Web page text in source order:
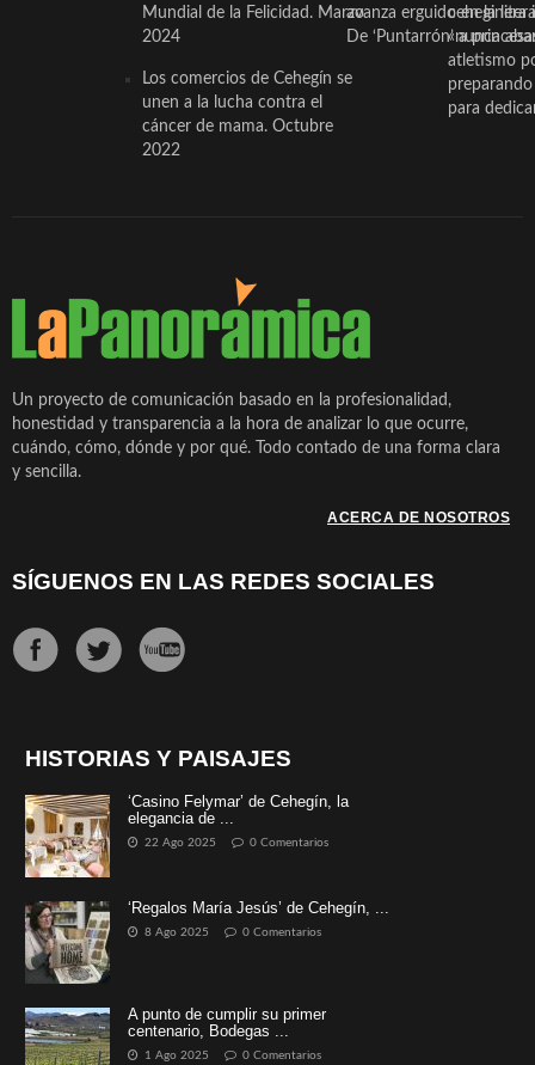
Mundial de la Felicidad. Marzo
2024
Los comercios de Cehegín se
unen a la lucha contra el
cáncer de mama. Octubre
2022
avanza erguido en la
De ‘Puntarrón’ a
ceheginera
«nunca
atletismo
para
Un proyecto de comunicación basado en la profesionalidad,
honestidad y transparencia a la hora de analizar lo que ocurre,
cuándo, cómo, dónde y por qué. Todo contado de una forma clara
y sencilla.
ACERCA DE NOSOTROS
SÍGUENOS EN LAS REDES SOCIALES
HISTORIAS Y PAISAJES
‘Casino Felymar’ de Cehegín, la
elegancia de ...
22 Ago 2025 0 Comentarios
‘Regalos María Jesús’ de Cehegín, ...
8 Ago 2025 0 Comentarios
A punto de cumplir su primer
centenario, Bodegas ...
1 Ago 2025 0 Comentarios